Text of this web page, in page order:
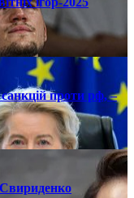
проти рф, –
Свириденко